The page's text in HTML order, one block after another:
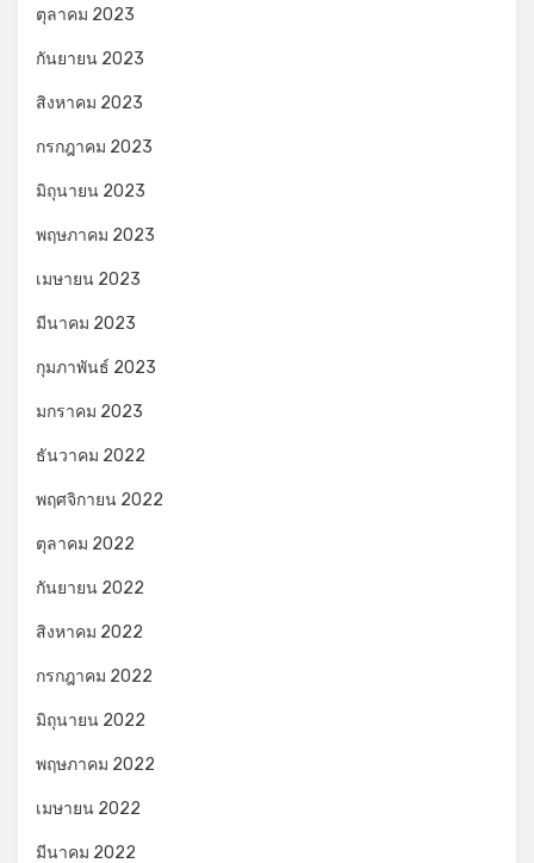
ตุลาคม 2023
กันยายน 2023
สิงหาคม 2023
กรกฎาคม 2023
มิถุนายน 2023
พฤษภาคม 2023
เมษายน 2023
มีนาคม 2023
กุมภาพันธ์ 2023
มกราคม 2023
ธันวาคม 2022
พฤศจิกายน 2022
ตุลาคม 2022
กันยายน 2022
สิงหาคม 2022
กรกฎาคม 2022
มิถุนายน 2022
พฤษภาคม 2022
เมษายน 2022
มีนาคม 2022